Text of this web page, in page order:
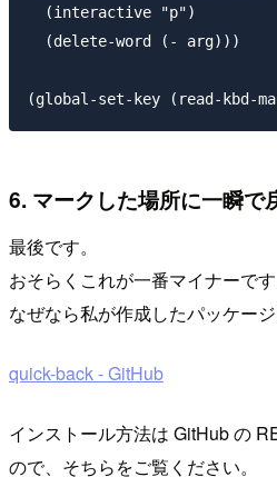
  (interactive "p")
  (delete-word (- arg)))
6. マークした場所に一瞬で
最後です。
おそらくこれが一番マイナーです
なぜなら私が作成したパッケージ
quick-back - GitHub
インストール方法は GitHub の
ので、そちらをご覧ください。